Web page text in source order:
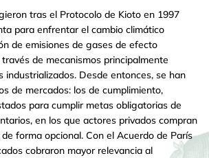
tras el Protocolo de Kioto en 1997
para enfrentar el cambio climático
de emisiones de gases de efecto
de mecanismos principalmente
industrializados. Desde entonces, se han
de mercados: los de cumplimiento,
para cumplir metas obligatorias de
en los que actores privados compran
forma opcional. Con el Acuerdo de París
cobraron mayor relevancia al